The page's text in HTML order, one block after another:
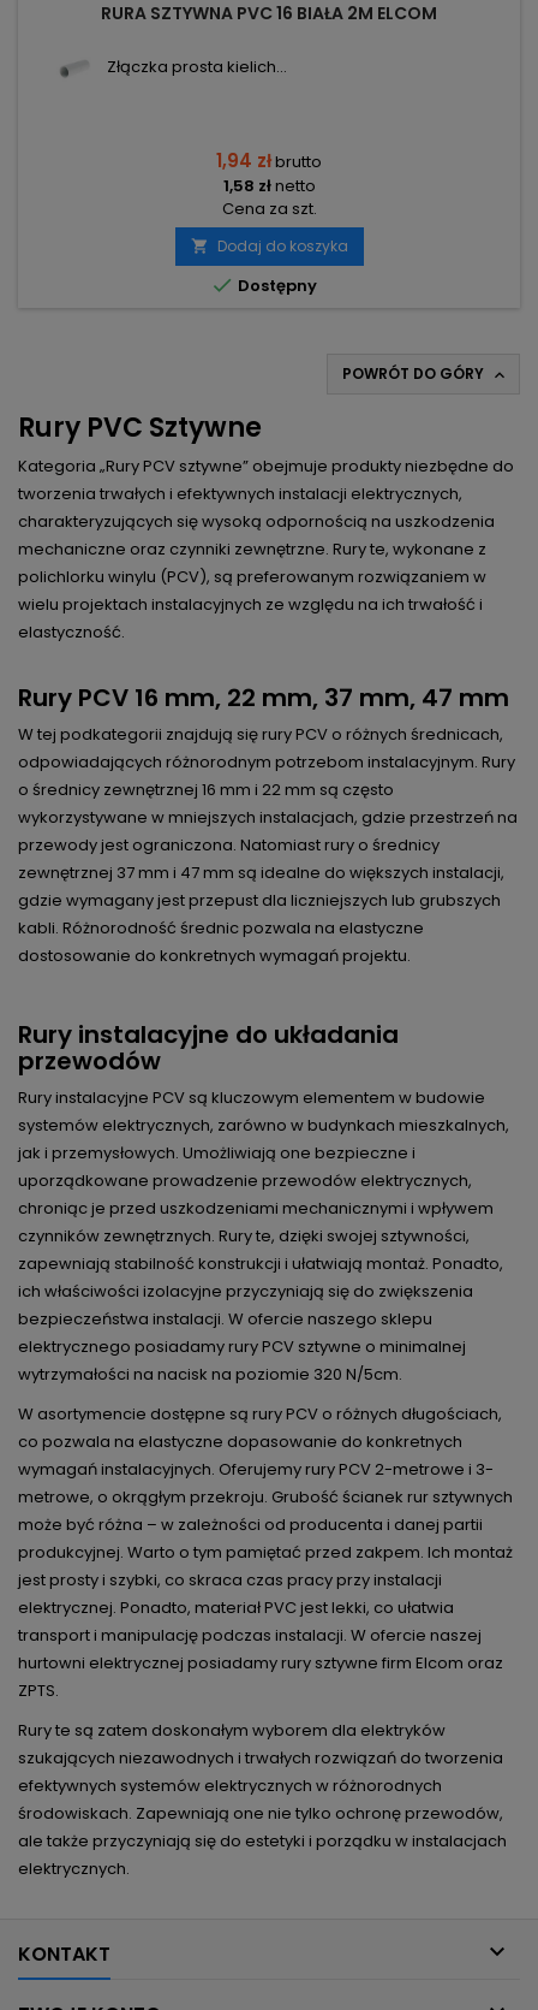
RURA SZTYWNA PVC 16 BIAŁA 2M ELCOM
Złączka prosta kielich...
1,94 złbrutto
1,58 złnetto
Cena za szt.
 Dodaj do koszyka
 Dostępny
POWRÓT DO GÓRY 
Rury PVC Sztywne
Kategoria „Rury PCV sztywne” obejmuje produkty niezbędne do
tworzenia trwałych i efektywnych instalacji elektrycznych,
charakteryzujących się wysoką odpornością na uszkodzenia
mechaniczne oraz czynniki zewnętrzne. Rury te, wykonane z
polichlorku winylu (PCV), są preferowanym rozwiązaniem w
wielu projektach instalacyjnych ze względu na ich trwałość i
elastyczność.
Rury PCV 16 mm, 22 mm, 37 mm, 47 mm
W tej podkategorii znajdują się rury PCV o różnych średnicach,
odpowiadających różnorodnym potrzebom instalacyjnym. Rury
o średnicy zewnętrznej 16 mm i 22 mm są często
wykorzystywane w mniejszych instalacjach, gdzie przestrzeń na
przewody jest ograniczona. Natomiast rury o średnicy
zewnętrznej 37 mm i 47 mm są idealne do większych instalacji,
gdzie wymagany jest przepust dla liczniejszych lub grubszych
kabli. Różnorodność średnic pozwala na elastyczne
dostosowanie do konkretnych wymagań projektu.
Rury instalacyjne do układania
przewodów
Rury instalacyjne PCV są kluczowym elementem w budowie
systemów elektrycznych, zarówno w budynkach mieszkalnych,
jak i przemysłowych. Umożliwiają one bezpieczne i
uporządkowane prowadzenie przewodów elektrycznych,
chroniąc je przed uszkodzeniami mechanicznymi i wpływem
czynników zewnętrznych. Rury te, dzięki swojej sztywności,
zapewniają stabilność konstrukcji i ułatwiają montaż. Ponadto,
ich właściwości izolacyjne przyczyniają się do zwiększenia
bezpieczeństwa instalacji. W ofercie naszego sklepu
elektrycznego posiadamy rury PCV sztywne o minimalnej
wytrzymałości na nacisk na poziomie 320 N/5cm.
W asortymencie dostępne są rury PCV o różnych długościach,
co pozwala na elastyczne dopasowanie do konkretnych
wymagań instalacyjnych. Oferujemy rury PCV 2-metrowe i 3-
metrowe, o okrągłym przekroju. Grubość ścianek rur sztywnych
może być różna – w zależności od producenta i danej partii
produkcyjnej. Warto o tym pamiętać przed zakpem. Ich montaż
jest prosty i szybki, co skraca czas pracy przy instalacji
elektrycznej. Ponadto, materiał PVC jest lekki, co ułatwia
transport i manipulację podczas instalacji. W ofercie naszej
hurtowni elektrycznej posiadamy rury sztywne firm Elcom oraz
ZPTS.
Rury te są zatem doskonałym wyborem dla elektryków
szukających niezawodnych i trwałych rozwiązań do tworzenia
efektywnych systemów elektrycznych w różnorodnych
środowiskach. Zapewniają one nie tylko ochronę przewodów,
ale także przyczyniają się do estetyki i porządku w instalacjach
elektrycznych.
KONTAKT 